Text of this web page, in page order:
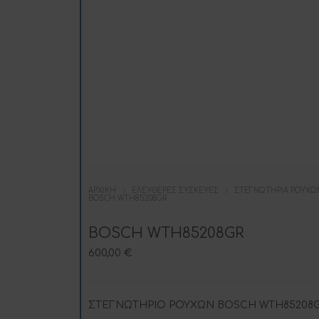
ΑΡΧΙΚΉ ΕΛΕΎΘΕΡΕΣ ΣΥΣΚΕΥΈΣ
ΣΤΕΓΝΩΤΉΡΙΑ
BOSCH WTH85208GR
BOSCH WTH85208GR
600,00 €
ΣΤΕΓΝΩΤΗΡΙΟ ΡΟΥΧΩΝ BOSCH